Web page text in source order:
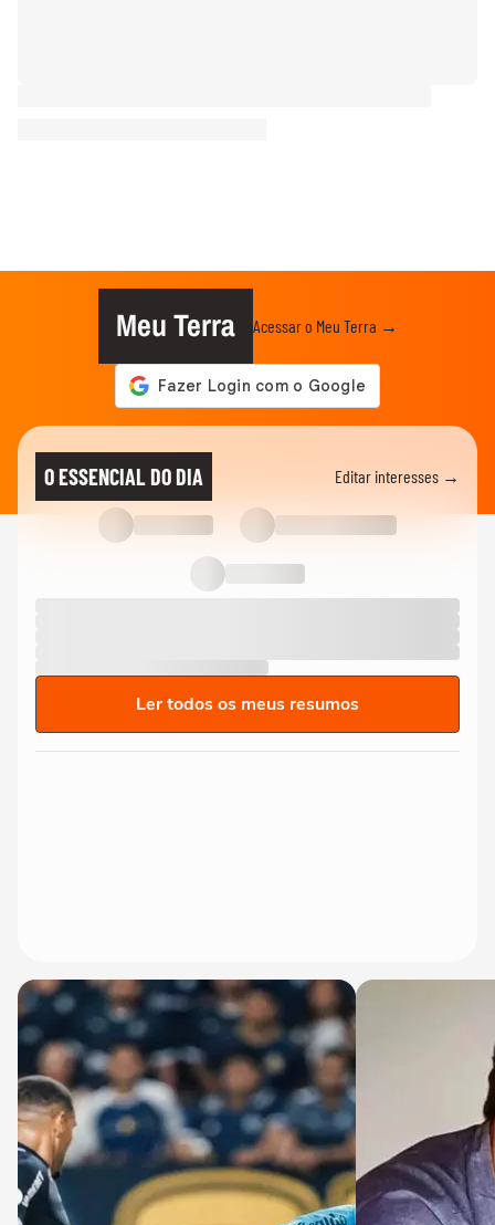
Meu Terra Acessar o Meu Terra →
O ESSENCIAL DO DIA Editar interesses →
Ler todos os meus resumos